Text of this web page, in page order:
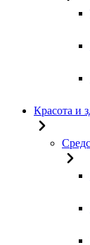
Красота и